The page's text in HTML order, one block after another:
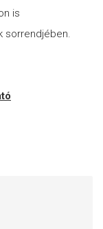
is
sorrendjében.